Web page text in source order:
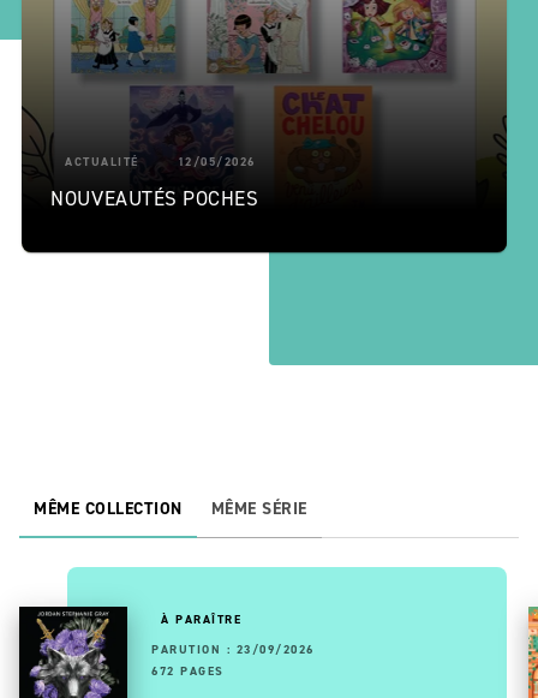
ACTUALITÉ 12/05/2026
NOUVEAUTÉS POCHES
MÊME COLLECTION MÊME SÉRIE
À PARAÎTRE
PARUTION : 23/09/2026
672 PAGES